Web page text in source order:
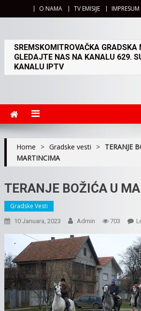
O NAMA TV EMISIJE IMPRESUM
SREMSKOMITROVAČKA
GLEDAJTE NAS NA KANALU 629.
KANALU IPTV
Home > Gradske vesti > TERANJE
MARTINCIMA
TERANJE BOŽIĆA U
Gradske Vesti
10 Januara, 2023 Admin 703